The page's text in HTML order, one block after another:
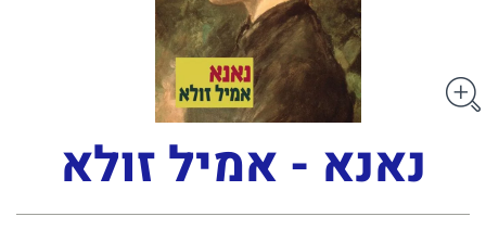
נאנא - אמיל זולא